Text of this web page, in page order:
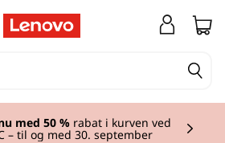
med 50 % rabat i kurven ved
– til og med 30. september